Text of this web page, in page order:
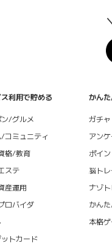
利用で貯める
/グルメ
コミュニティ
格/教育
ステ
産運用
ロバイダ
トカード
かん
ガチャ
アン
ポイ
脳ト
ナゾ
かん
本格